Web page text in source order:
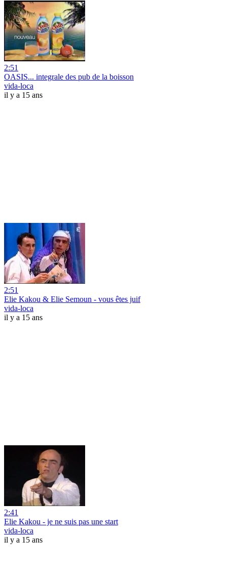
2:51
OASIS... integrale des pub de la boisson
vida-loca
il y a 15 ans
2:51
Elie Kakou & Elie Semoun - vous êtes juif
vida-loca
il y a 15 ans
2:41
Elie Kakou - je ne suis pas une start
vida-loca
il y a 15 ans